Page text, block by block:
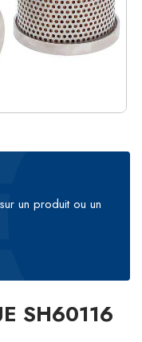
un produit ou un
SH60116